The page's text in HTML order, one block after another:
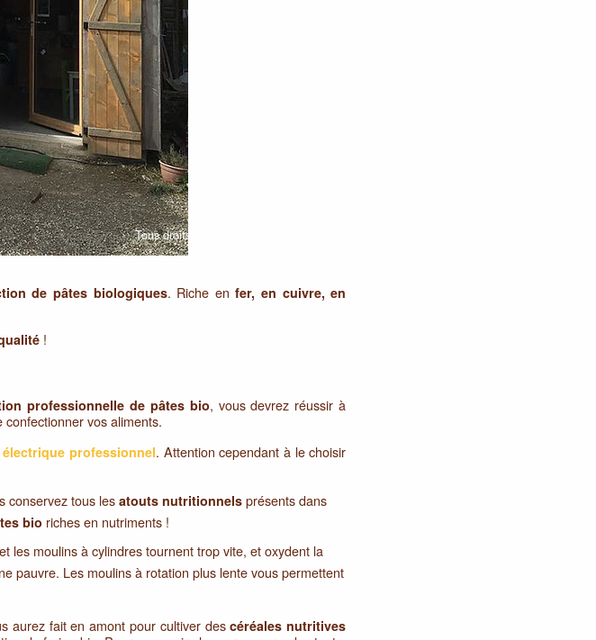
Tous droits réservés BIOGRANETA
de pâtes biologiques. Riche enfer, en cuivre, en
!
professionnelle de pâtes bio, vous devrez réussir à
confectionner vos aliments.
professionnel. Attention cependant à le choisir
conservez tous les atouts nutritionnels présents dans
bio riches en nutriments !
les moulins à cylindres tournent trop vite, et oxydent la
pauvre. Les moulins à rotation plus lente vous permettent
aurez fait en amont pour cultiver descéréales nutritives